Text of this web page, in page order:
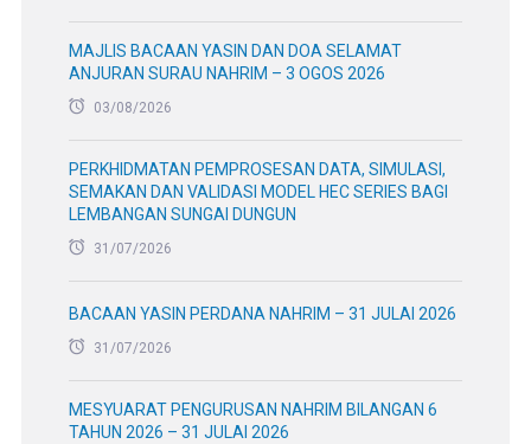
MAJLIS BACAAN YASIN DAN DOA SELAMAT
ANJURAN SURAU NAHRIM – 3 OGOS 2026
03/08/2026
PERKHIDMATAN PEMPROSESAN DATA, SIMULASI,
SEMAKAN DAN VALIDASI MODEL HEC SERIES BAGI
LEMBANGAN SUNGAI DUNGUN
31/07/2026
BACAAN YASIN PERDANA NAHRIM – 31 JULAI 2026
31/07/2026
MESYUARAT PENGURUSAN NAHRIM BILANGAN 6
TAHUN 2026 – 31 JULAI 2026